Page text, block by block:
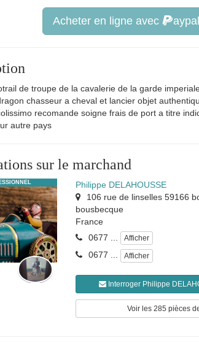
Acheter en ligne avec aypal
de troupe de la cavalerie de la garde
chasseur a cheval et lancier objet
recomande soigne frais de port a titre
autre pays
sur le marchand
Philippe DELAHOUSSE
106 rue de linselles 59166
bousbecque
France
0677 ...
Afficher
0677 ... Afficher
Interroger Philippe
Voir les 285 pièces